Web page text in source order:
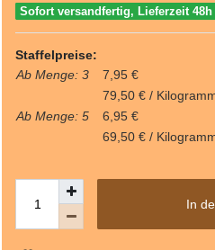
Sofort versandfertig, Lieferzeit 48h
Staffelpreise:
Ab Menge: 3
7,95 €
79,50 € /
Ab Menge: 5
6,95 €
69,50 € /
In